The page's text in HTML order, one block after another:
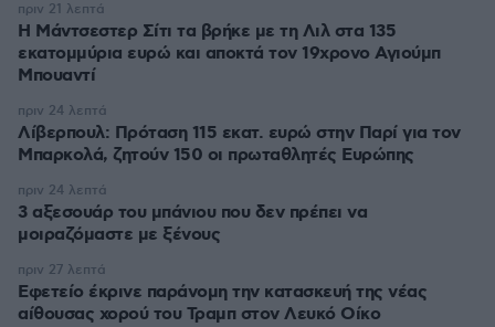
Η Μάντσεστερ Σίτι τα βρήκε με τη Λιλ στα 135
εκατομμύρια ευρώ και αποκτά τον 19χρονο Αγιούμπ
Μπουαντί
πριν 21 λεπτά
Λίβερπουλ: Πρόταση 115 εκατ. ευρώ στην Παρί για τον
Μπαρκολά, ζητούν 150 οι πρωταθλητές Ευρώπης
πριν 24 λεπτά
3 αξεσουάρ του μπάνιου που δεν πρέπει να
μοιραζόμαστε με ξένους
πριν 24 λεπτά
Εφετείο έκρινε παράνομη την κατασκευή της νέας
αίθουσας χορού του Τραμπ στον Λευκό Οίκο
πριν 27 λεπτά